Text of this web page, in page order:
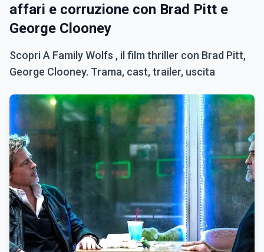
affari e corruzione con Brad Pitt e
George Clooney
Scopri A Family Wolfs , il film thriller con Brad Pitt,
George Clooney. Trama, cast, trailer, uscita